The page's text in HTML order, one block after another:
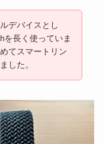
デバイスとし
を長く使っていま
てスマートリン
した。